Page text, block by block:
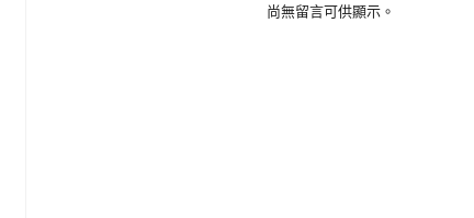
尚無留言可供顯示。